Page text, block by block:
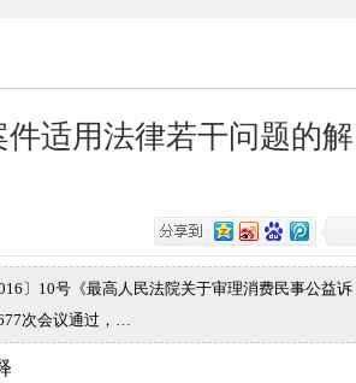
适用法律若干问题的解
〕10号《最高人民法院关于审理消费民事公益诉
次会议通过，…